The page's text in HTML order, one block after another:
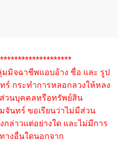
มิจฉาชีพแอบอ้าง ชื่อ และ รูป
ร์ กระทำการหลอกลวงให้หลง
วนบุคคลหรือทรัพย์สิน
จันทร์ ขอเรียนว่าไม่มีส่วน
กล่าวแต่อย่างใด และไม่มีการ
างอื่นใดนอกจาก